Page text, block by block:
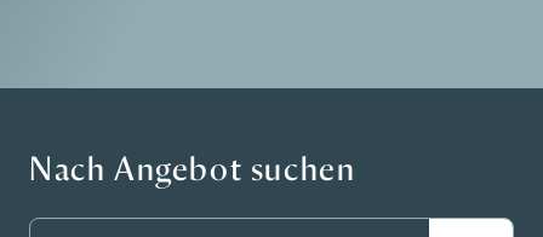
Nach Angebot suchen